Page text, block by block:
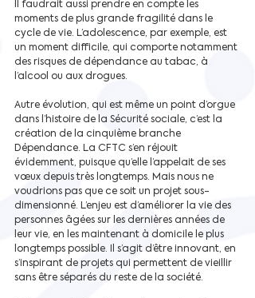
Il faudrait aussi prendre en compte les
moments de plus grande fragilité dans le
cycle de vie. L’adolescence, par exemple, est
un moment difficile, qui comporte notamment
des risques de dépendance au tabac, à
l’alcool ou aux drogues.
Autre évolution, qui est même un point d’orgue
dans l’histoire de la Sécurité sociale, c’est la
création de la cinquième branche
Dépendance. La CFTC s’en réjouit
évidemment, puisque qu’elle l’appelait de ses
vœux depuis très longtemps. Mais nous ne
voudrions pas que ce soit un projet sous-
dimensionné. L’enjeu est d’améliorer la vie des
personnes âgées sur les dernières années de
leur vie, en les maintenant à domicile le plus
longtemps possible. Il s’agit d’être innovant, en
s’inspirant de projets qui permettent de vieillir
sans être séparés du reste de la société.